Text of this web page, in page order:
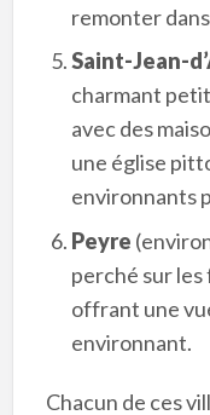
remonter
Saint-Jean-
charmant
avec des
une église
environnants
Peyre
perché sur les
offrant une
environnant.
Chacun de ces